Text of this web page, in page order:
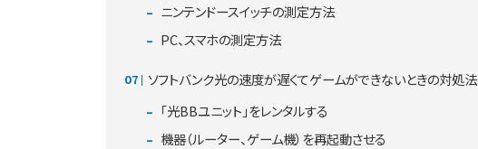
ニンテンドースイッチの測定方法
PC、スマホの測定方法
ソフトバンク光の速度が遅くてゲームができないときの対処法
「光BBユニット」をレンタルする
機器（ルーター、ゲーム機）を再起動させる